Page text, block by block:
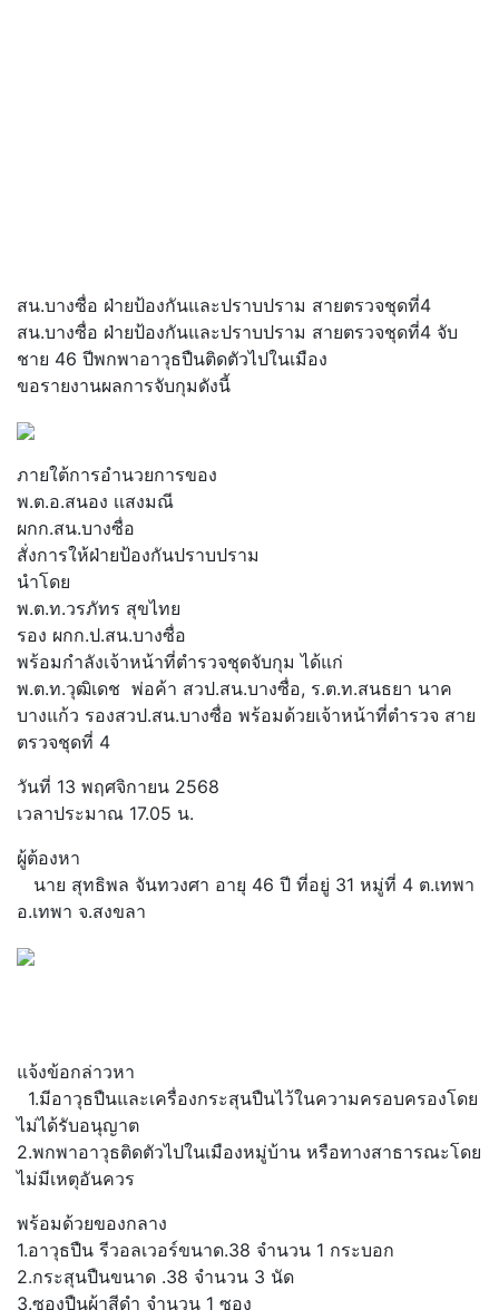
สน.บางซื่อ ฝ่ายป้องกันและปราบปราม สายตรวจชุดที่4
สน.บางซื่อ ฝ่ายป้องกันและปราบปราม สายตรวจชุดที่4 จับ
ชาย 46 ปีพกพาอาวุธปืนติดตัวไปในเมือง
ขอรายงานผลการจับกุมดังนี้
ภายใต้การอำนวยการของ
พ.ต.อ.สนอง เเสงมณี
ผกก.สน.บางซื่อ
สั่งการให้ฝ่ายป้องกันปราบปราม
นำโดย
พ.ต.ท.วรภัทร สุขไทย
รอง ผกก.ป.สน.บางซื่อ
พร้อมกำลังเจ้าหน้าที่ตำรวจชุดจับกุม ได้แก่
พ.ต.ท.วุฒิเดช พ่อค้า สวป.สน.บางซื่อ, ร.ต.ท.สนธยา นาค
บางแก้ว รองสวป.สน.บางซื่อ พร้อมด้วยเจ้าหน้าที่ตำรวจ สาย
ตรวจชุดที่ 4
วันที่ 13 พฤศจิกายน 2568
เวลาประมาณ 17.05 น.
ผู้ต้องหา
นาย สุทธิพล จันทวงศา อายุ 46 ปี ที่อยู่ 31 หมู่ที่ 4 ต.เทพา
อ.เทพา จ.สงขลา
แจ้งข้อกล่าวหา
1.มีอาวุธปืนและเครื่องกระสุนปืนไว้ในความครอบครองโดย
ไม่ได้รับอนุญาต
2.พกพาอาวุธติดตัวไปในเมืองหมู่บ้าน หรือทางสาธารณะโดย
ไม่มีเหตุอันควร
พร้อมด้วยของกลาง
1.อาวุธปืน รีวอลเวอร์ขนาด.38 จำนวน 1 กระบอก
2.กระสุนปืนขนาด .38 จำนวน 3 นัด
3.ซองปืนผ้าสีดำ จำนวน 1 ซอง